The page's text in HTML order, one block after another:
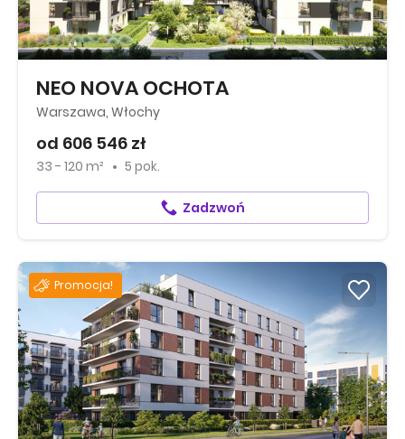
NEO NOVA OCHOTA
Warszawa, Włochy
od 606 546 zł
33 - 120 m² 5 pok.
Zadzwoń
Promocja!